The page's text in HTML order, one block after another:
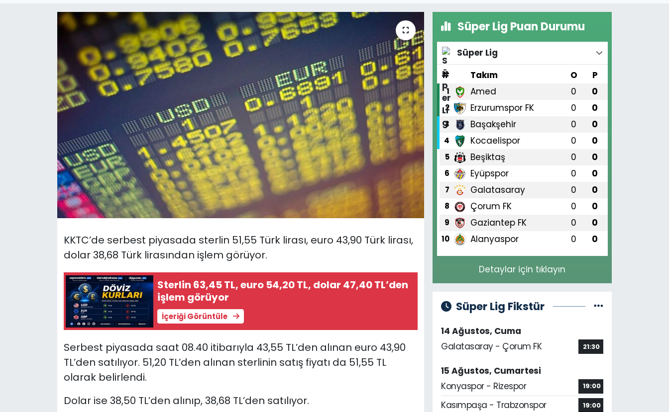
KKTC’de serbest piyasada sterlin 51,55 Türk lirası, euro 43,90 Türk lirası,
dolar 38,68 Türk lirasından işlem görüyor.
Sterlin 63,45 TL, euro 54,20 TL, dolar 47,40 TL’den
işlem görüyor
İçeriği Görüntüle
Serbest piyasada saat 08.40 itibarıyla 43,55 TL’den alınan euro 43,90
TL’den satılıyor. 51,20 TL’den alınan sterlinin satış fiyatı da 51,55 TL
olarak belirlendi.
Dolar ise 38,50 TL’den alınıp, 38,68 TL’den satılıyor.
Süper Lig Puan Durumu
Süper Lig
#
Takım O P
1 Amed 0 0
2 Erzurumspor FK 0 0
3 Başakşehir 0 0
4 Kocaelispor 0 0
5 Beşiktaş 0 0
6 Eyüpspor 0 0
7 Galatasaray 0 0
8 Çorum FK 0 0
9 Gaziantep FK 0 0
10 Alanyaspor 0 0
Detaylar için tıklayın
Süper Lig Fikstür
14 Ağustos, Cuma
Galatasaray - Çorum FK
21:30
15 Ağustos, Cumartesi
Konyaspor - Rizespor
19:00
Kasımpaşa - Trabzonspor 19:00
Gündem
KKTC YEREL SEÇİM 2018
Kültür Sanat
Nöbetçi Eczaneler
Otomobil Dünyası
Politika
Teknoloji
Video Galeri
Yazarlar